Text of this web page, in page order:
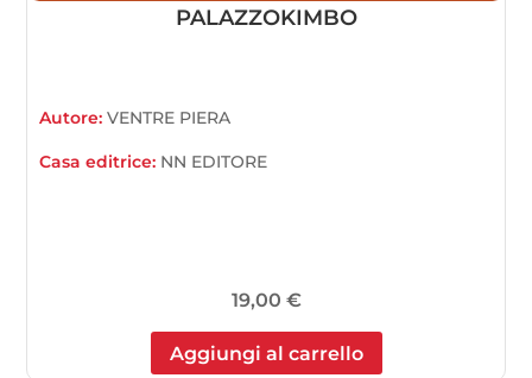
PALAZZOKIMBO
Autore:VENTRE PIERA
Casa editrice: NN EDITORE
19,00 €
Aggiungi al carrello